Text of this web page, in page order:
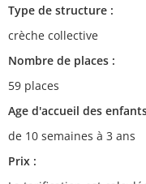
Type de structure :
crèche collective
Nombre de places :
59 places
Age d'accueil des
de 10 semaines à 3 ans
Prix :